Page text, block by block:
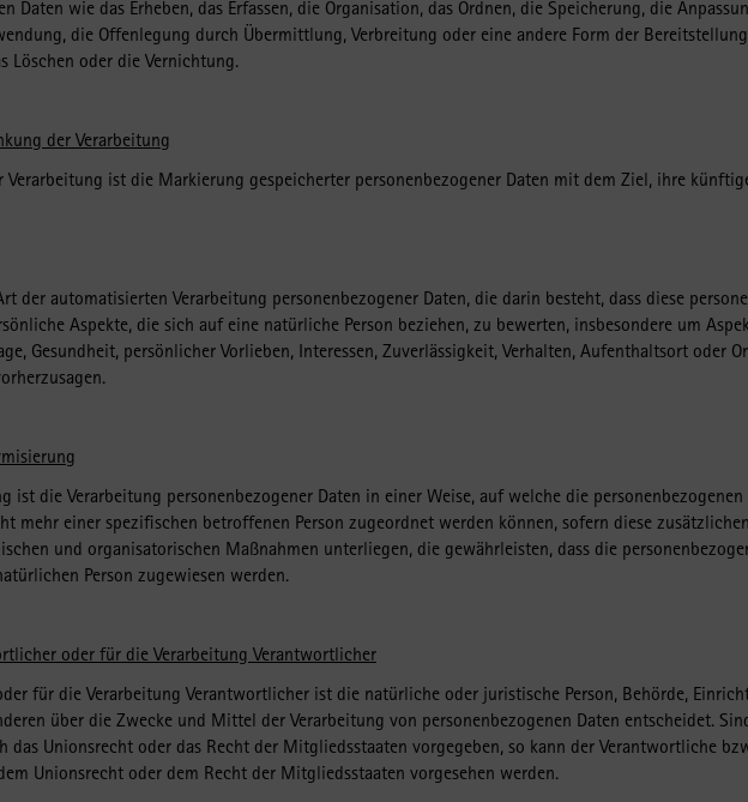
Daten wie das Erheben, das Erfassen, die Organisation, das Ordnen, die Speicherung, die
die Offenlegung durch Übermittlung, Verbreitung oder eine andere Form der
Löschen oder die Vernichtung.
der Verarbeitung
Verarbeitung ist die Markierung gespeicherter personenbezogener Daten mit dem Ziel, ihre
der automatisierten Verarbeitung personenbezogener Daten, die darin besteht, dass diese
Aspekte, die sich auf eine natürliche Person beziehen, zu bewerten, insbesondere um
Gesundheit, persönlicher Vorlieben, Interessen, Zuverlässigkeit, Verhalten, Aufenthaltsort oder
ist die Verarbeitung personenbezogener Daten in einer Weise, auf welche die
mehr einer spezifischen betroffenen Person zugeordnet werden können, sofern diese
und organisatorischen Maßnahmen unterliegen, die gewährleisten, dass die
Person zugewiesen werden.
oder für die Verarbeitung Verantwortlicher
für die Verarbeitung Verantwortlicher ist die natürliche oder juristische Person, Behörde,
über die Zwecke und Mittel der Verarbeitung von personenbezogenen Daten entscheidet.
das Unionsrecht oder das Recht der Mitgliedsstaaten vorgegeben, so kann der Verantwortliche
Unionsrecht oder dem Recht der Mitgliedsstaaten vorgesehen werden.